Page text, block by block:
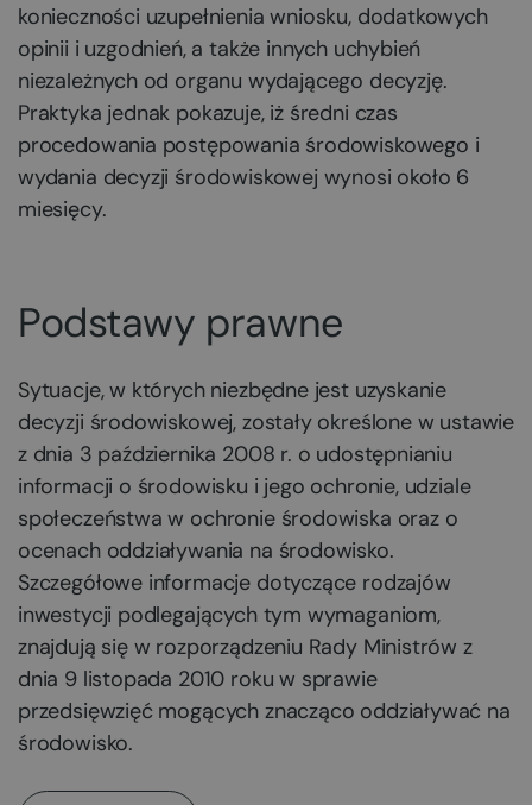
konieczności uzupełnienia wniosku, dodatkowych
opinii i uzgodnień, a także innych uchybień
niezależnych od organu wydającego decyzję.
Praktyka jednak pokazuje, iż średni czas
procedowania postępowania środowiskowego i
wydania decyzji środowiskowej wynosi około 6
miesięcy.
Podstawy prawne
Sytuacje, w których niezbędne jest uzyskanie
decyzji środowiskowej, zostały określone w ustawie
z dnia 3 października 2008 r. o udostępnianiu
informacji o środowisku i jego ochronie, udziale
społeczeństwa w ochronie środowiska oraz o
ocenach oddziaływania na środowisko.
Szczegółowe informacje dotyczące rodzajów
inwestycji podlegających tym wymaganiom,
znajdują się w rozporządzeniu Rady Ministrów z
dnia 9 listopada 2010 roku w sprawie
przedsięwzięć mogących znacząco oddziaływać na
środowisko.